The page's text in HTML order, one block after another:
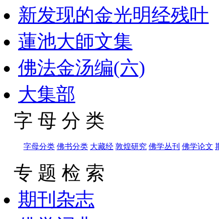
新发现的金光明经残叶
蓮池大師文集
佛法金汤编(六)
大集部
字 母 分 类
字母分类 佛书分类 大藏经 敦煌研究 佛学丛刊 佛学论文
专 题 检 索
期刊杂志